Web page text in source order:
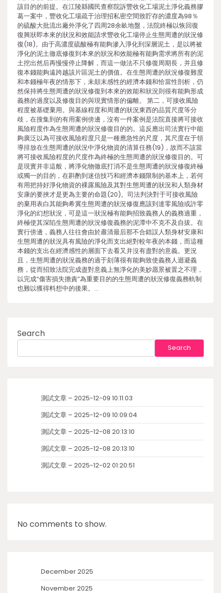
該目的的前提。在江陵縣國民查察院訴豐收化工場泥土淨化義務膠
葛一案中，豐收化工場疏于治理招私密空間致貯存的濃度為98％
的硫酸大批流出廠外淨化了四周28余畝地盤，法院終極以恢回復
復興狀即本來的狀況和效能請求豐收化工場停止生態周遭的狀況修
復(18)。由于高濃度硫酸極有能夠滲入淨化到深層泥土，是以將被
淨化的泥土徹底修復到本來的狀況和效能極有能夠需求將所有的泥
土挖出然后再慢慢停止降解，而這一做法不只修復周期長，并且修
復本錢能夠遠跨越該片區泥土的價值。在生態周遭的狀況修復難度
和本錢極年夜的情形下，未顛末感性的經濟本錢和恰當性剖析，仍
然保持將生態周遭的狀況修復到本來的效能和狀況則很有能夠形成
義務的過度以及修復目的與現實情形的偏離。 第二，可接收風險
程度被基礎棄用。與基線程度和周遭的狀況東西的品質尺度等分
歧，在搜集到的有用案例傍邊，沒有一件案例是法院直接將可接收
風險程度作為生態周遭的狀況修復目的的。這反應出司法實行中能
夠廣泛以為可接收風險程度只是一種應急性的尺度，其尺度在于領
導排放在生態周遭的狀況中淨化物資的清算任務(19)，故而不該當
將可接收風險程度的尺度作為終極的生態周遭的狀況修復目的。可
是現實并非這般，將淨化物徹底打消不是生態周遭的狀況修復終極
或獨一的目的，在斟酌到迷信技巧和經濟本錢限制的基本上，若何
有用把持好淨化物資的裸露風險及其對生態周遭的狀況和人類身材
安康的要挾才是更為主要的命題(20)。司法判決對于可接收風險
的棄用表白其能夠希冀生態周遭的狀況修復應該到達零風險或許零
淨化的幻想狀況，可是這一狀況極有能夠招致義務人的義務過重，
終極使其深陷生態周遭的狀況修復義務的泥潭中不克不及自拔。在
實行傍邊，義務人往往會由於肅清最后那不合錯誤人類身材安康和
生態周遭的狀況具有風險的淨化而支出絕對較年夜的本錢，而這種
本錢的支出在經濟感性的層面下去看又并沒有盡對的意義。更況
且，生態周遭的狀況義務的過于刻薄很有能夠致使義務人迴避義
務，從而招致法院完成盡對意義上無淨化的美妙愿景被置之不理，
以完成“傷害損失擔責”為重要目的的生態周遭的狀況修復義務軌制
也難以獲得料想中的後果。…
Search
Search
測試文章 – 2025-12-09 10:11:03
測試文章 – 2025-12-09 10:09:04
測試文章 – 2025-12-08 20:13:10
測試文章 – 2025-12-08 20:13:10
測試文章 – 2025-12-02 01:20:51
No comments to show.
December 2025
November 2025